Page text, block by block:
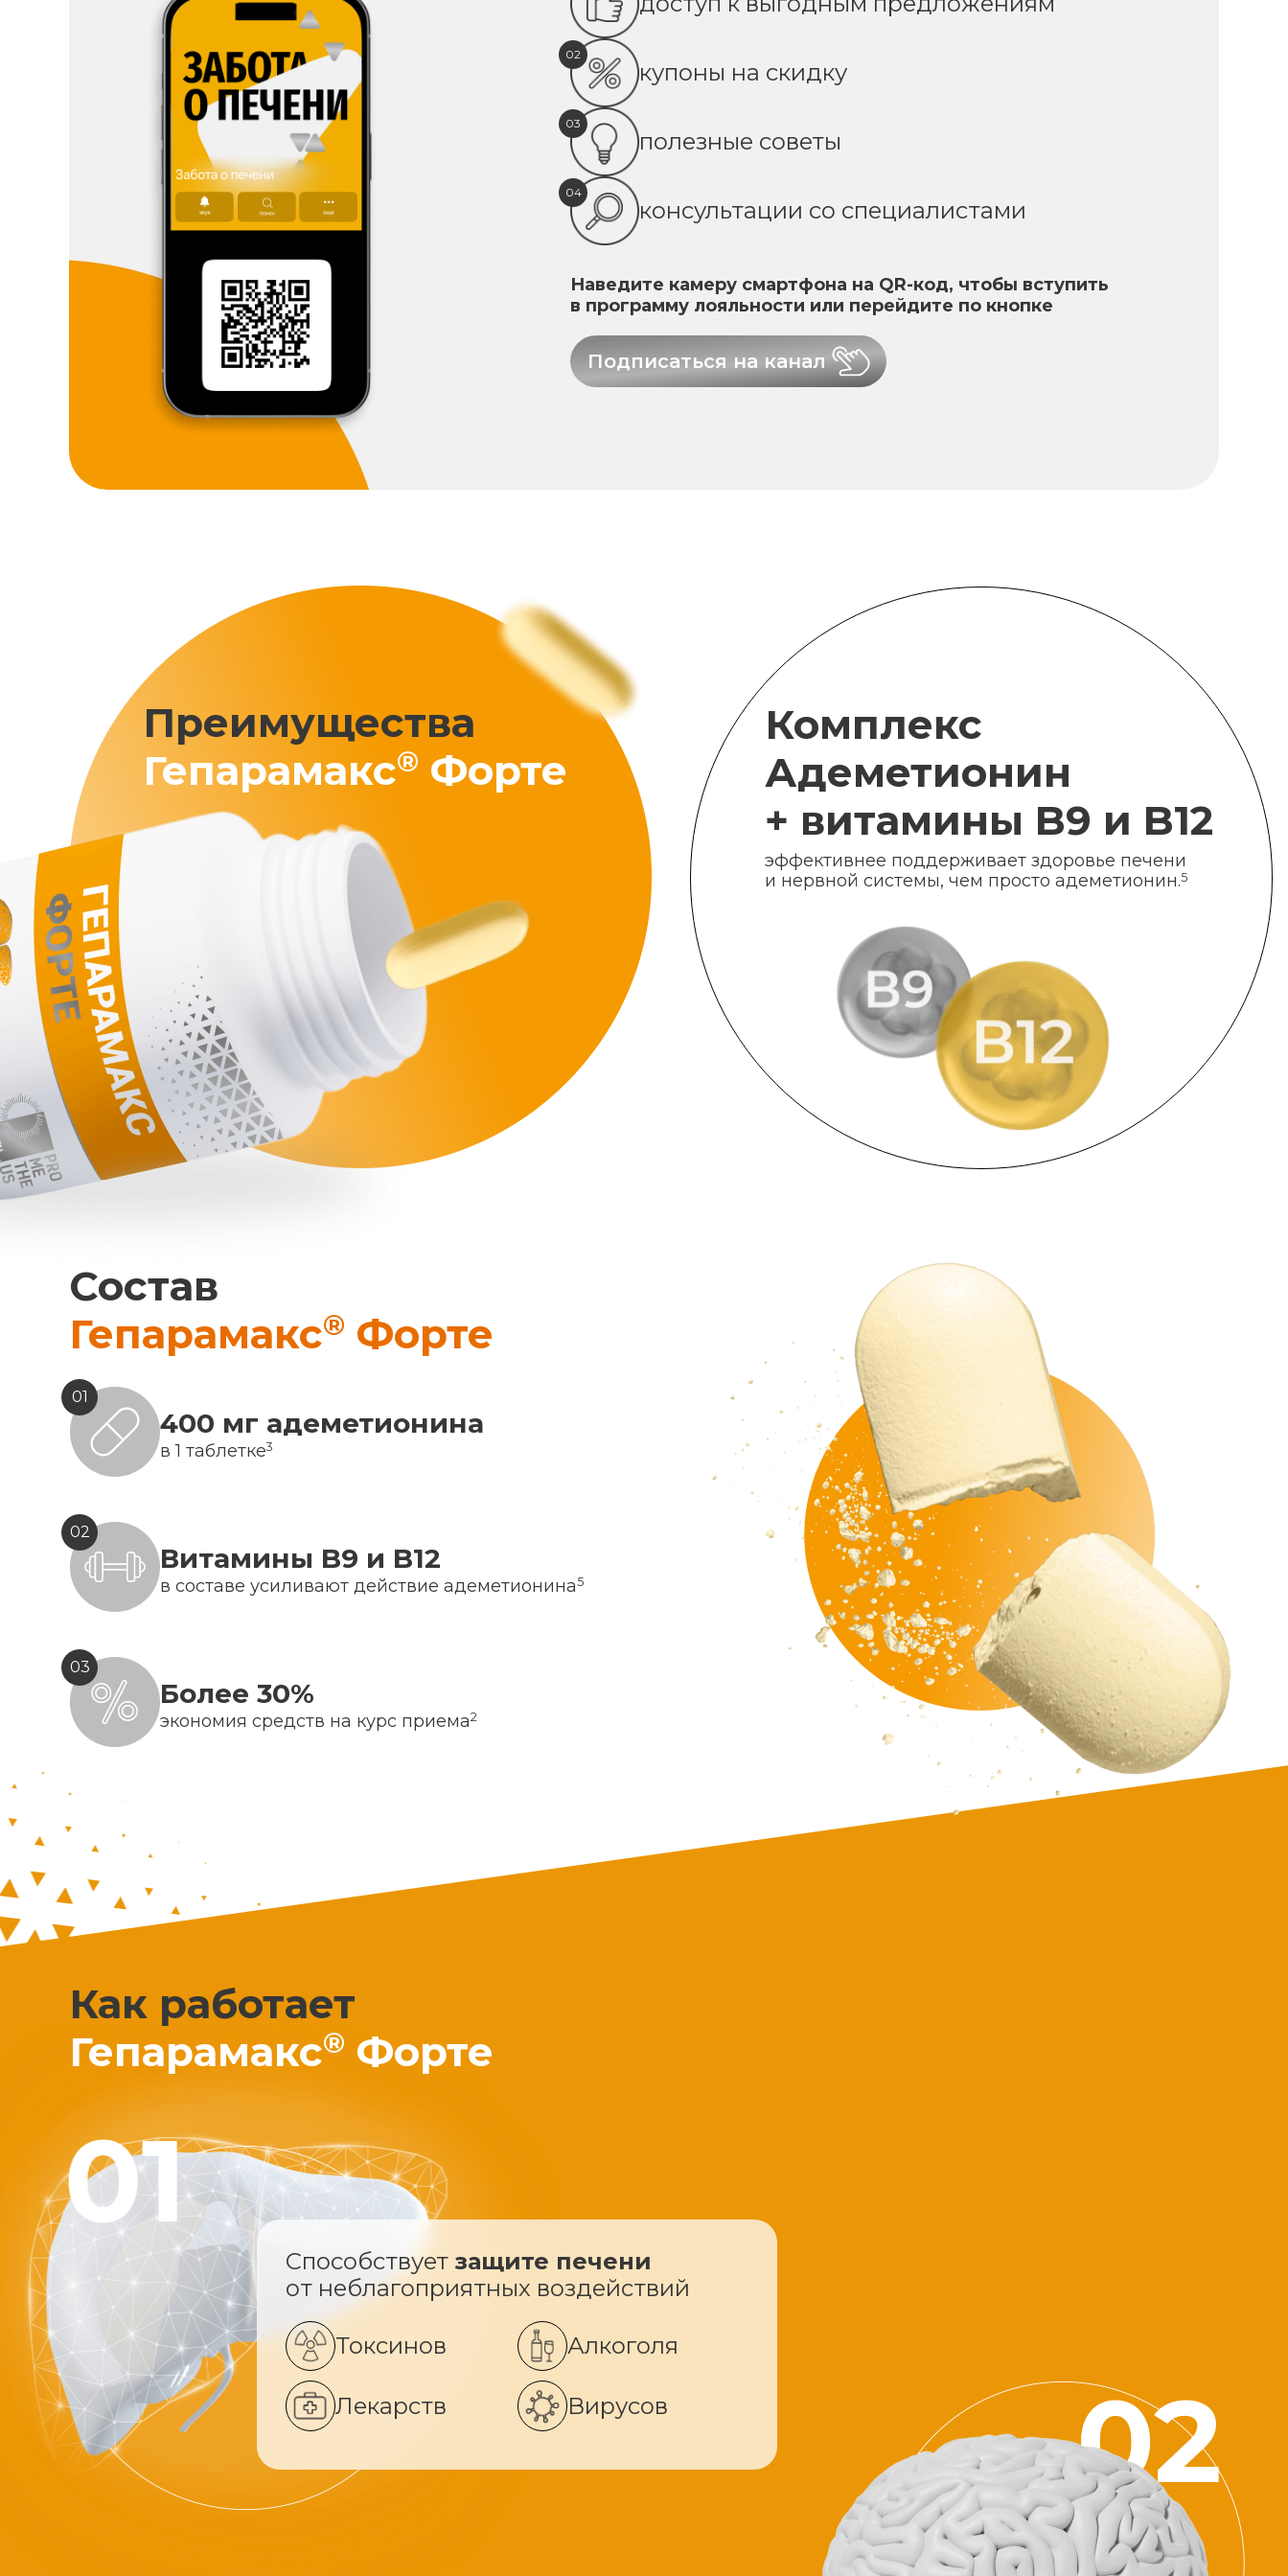
02
купоны на скидку
03
полезные советы
04
консультации со специалистами
Наведите камеру смартфона на QR-код, чтобы вступить
в программу лояльности или перейдите по кнопке
Подписаться на канал
Преимущества
Гепарамакс® Форте
Комплекс
Адеметионин
+ витамины B9 и B12
эффективнее поддерживает здоровье печени
и нервной системы, чем просто адеметионин.5
Состав
Гепарамакс® Форте
01
400 мг адеметионина
в 1 таблетке3
02
Витамины B9 и B12
в составе усиливают действие адеметионина5
03
Более 30%
экономия средств на курс приема2
Как работает
Гепарамакс® Форте
Способствует защите печени
от неблагоприятных воздействий
Токсинов Алкоголя
Лекарств Вирусов